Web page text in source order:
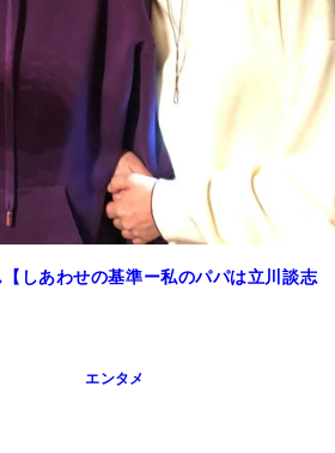
しあわせの基準ー私のパパは立川談志
エンタメ